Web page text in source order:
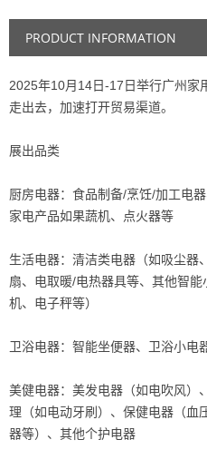
PRODUCT INFORMATION
2025年10月14日-17日举行广州家
走出去，加速打开贸易渠道。
展出品类
厨房电器：食品制备/烹饪/加工电
家电产品如果蔬机、点火器等
生活电器：清洁类电器（如吸尘器
扇、电取暖/电热器具等、其他智
机、电子秤等）
卫浴电器：智能坐便器、卫浴小电
美健电器：美发电器（如电吹风）
理（如电动牙刷）、保健电器（血
器等）、其他个护电器